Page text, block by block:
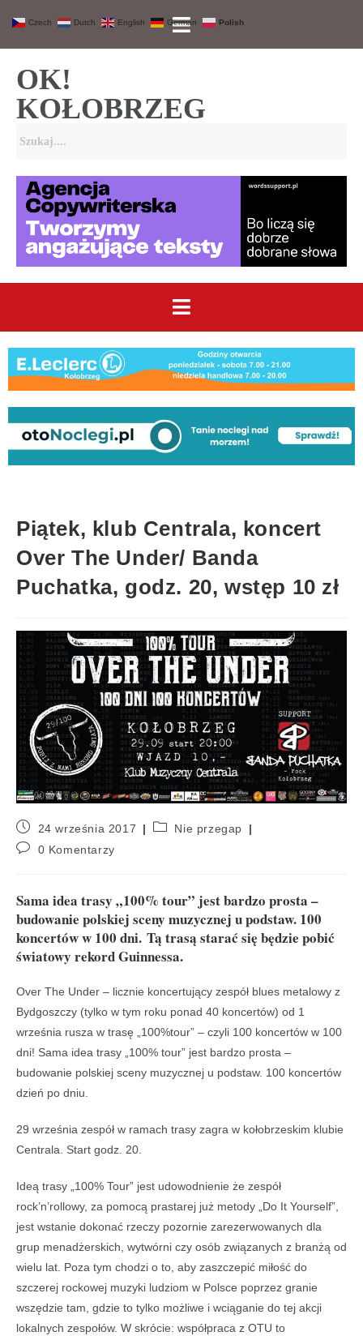
OK!
KOŁOBRZEG
Piątek, klub Centrala, koncert
Over The Under/ Banda
Puchatka, godz. 20, wstęp 10 zł
24 września 2017
Nie przegap
0 Komentarzy
Sama idea trasy „100% tour” jest bardzo prosta –
budowanie polskiej sceny muzycznej u podstaw. 100
koncertów w 100 dni. Tą trasą starać się będzie pobić
światowy rekord Guinnessa.
Over The Under – licznie koncertujący zespół blues metalowy z
Bydgoszczy (tylko w tym roku ponad 40 koncertów) od 1
września rusza w trasę „100%tour” – czyli 100 koncertów w 100
dni! Sama idea trasy „100% tour” jest bardzo prosta –
budowanie polskiej sceny muzycznej u podstaw. 100 koncertów
dzień po dniu.
29 września zespół w ramach trasy zagra w kołobrzeskim klubie
Centrala. Start godz. 20.
Ideą trasy „100% Tour” jest udowodnienie że zespół
rock’n’rollowy, za pomocą prastarej już metody „Do It Yourself”,
jest wstanie dokonać rzeczy pozornie zarezerwowanych dla
grup menadżerskich, wytwórni czy osób związanych z branżą od
wielu lat. Poza tym chodzi o to, aby zaszczepić miłość do
szczerej rockowej muzyki ludziom w Polsce poprzez granie
wszędzie tam, gdzie to tylko możliwe i wciąganie do tej akcji
lokalnych zespołów. W skrócie: współpraca z OTU to
Czech Dutch English German Polish